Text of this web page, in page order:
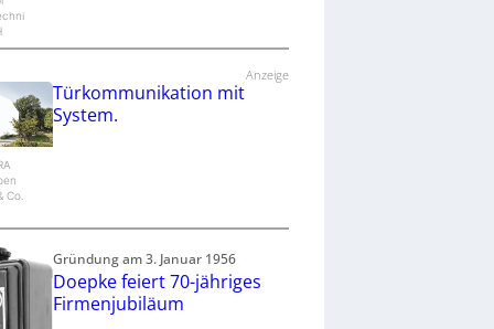
Anzeige
Co.
Türkommunikation mit
System.
Gründung am 3. Januar 1956
Doepke feiert 70-jähriges
Firmenjubiläum